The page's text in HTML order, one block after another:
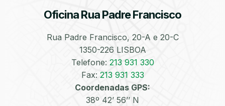
Oficina Rua Padre Francisco
Rua Padre Francisco, 20-A e 20-C
1350-226 LISBOA
Telefone: 213 931 330
Fax: 213 931 333
Coordenadas GPS:
38º 42’ 56’’ N
Bate-Chapas
Higienização e
Automóvel